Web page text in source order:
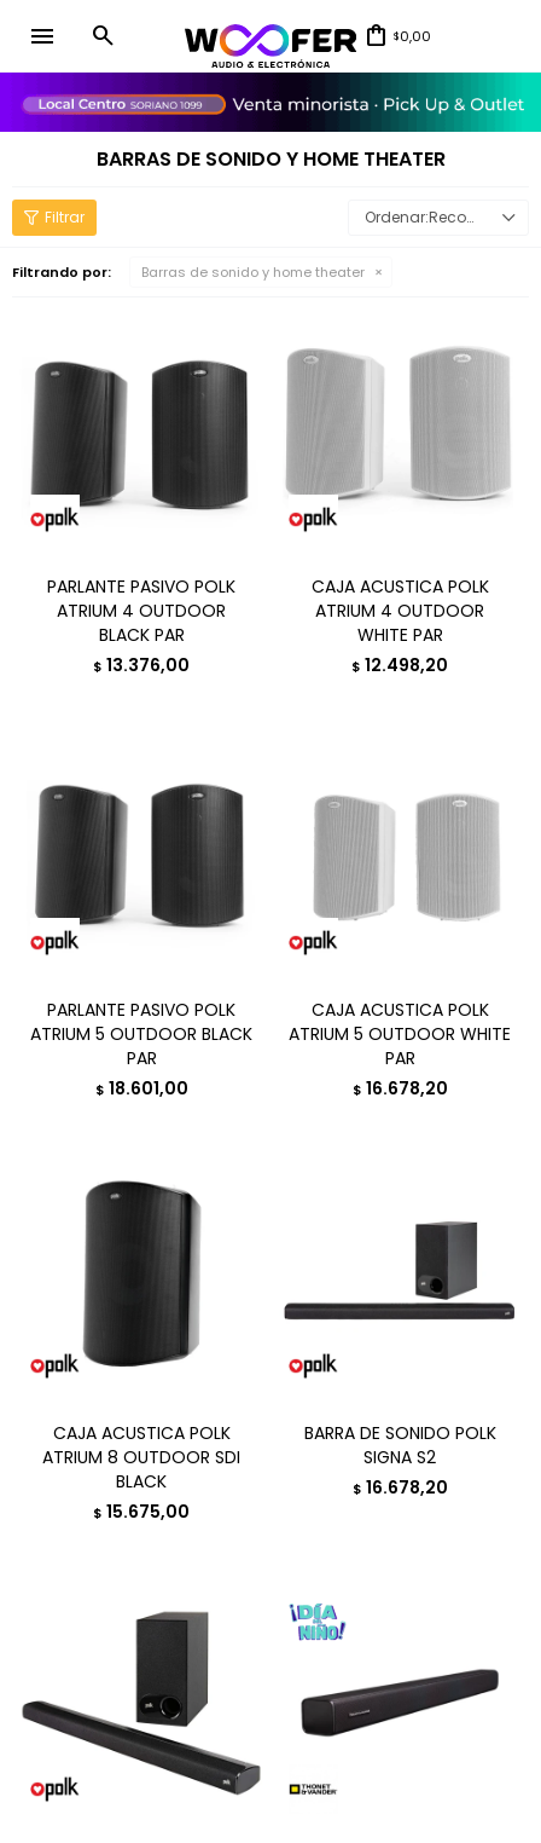
menu $0,00
BARRAS DE SONIDO Y HOME THEATER
Recomendados
Filtrando por: Barras de sonido y home theater
PARLANTE PASIVO POLK
ATRIUM 4 OUTDOOR
BLACK PAR
$ 13.376,00
CAJA ACUSTICA POLK
ATRIUM 4 OUTDOOR
WHITE PAR
$ 12.498,20
PARLANTE PASIVO POLK
ATRIUM 5 OUTDOOR BLACK
PAR
$ 18.601,00
CAJA ACUSTICA POLK
ATRIUM 5 OUTDOOR WHITE
PAR
$ 16.678,20
CAJA ACUSTICA POLK
ATRIUM 8 OUTDOOR SDI
BLACK
$ 15.675,00
BARRA DE SONIDO POLK
SIGNA S2
$ 16.678,20
close